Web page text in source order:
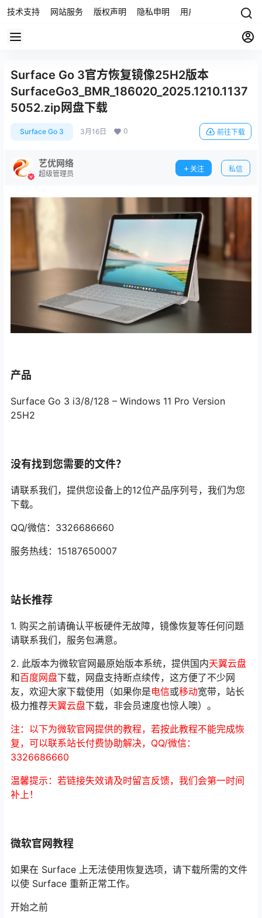
技术支持 网站服务 版权声明 隐私申明 用户协议 联系我们
Surface Go 3官方恢复镜像25H2版本
SurfaceGo3_BMR_186020_2025.1210.1137
5052.zip网盘下载
Surface Go 3 3月16日 0 前往下载
艺优网络
超级管理员
关注 私信
产品
Surface Go 3 i3/8/128 – Windows 11 Pro Version
25H2
没有找到您需要的文件？
请联系我们，提供您设备上的12位产品序列号，我们为您
下载。
QQ/微信：3326686660
服务热线：15187650007
站长推荐
1. 购买之前请确认平板硬件无故障，镜像恢复等任何问题
请联系我们，服务包满意。
2. 此版本为微软官网最原始版本系统，提供国内天翼云盘
和百度网盘下载，网盘支持断点续传，这方便了不少网
友，欢迎大家下载使用（如果你是电信或移动宽带，站长
极力推荐天翼云盘下载，非会员速度也惊人噢）。
注：以下为微软官网提供的教程，若按此教程不能完成恢
复，可以联系站长付费协助解决，QQ/微信：
3326686660
温馨提示：若链接失效请及时留言反馈，我们会第一时间
补上！
微软官网教程
如果在 Surface 上无法使用恢复选项，请下载所需的文件
以使 Surface 重新正常工作。
开始之前